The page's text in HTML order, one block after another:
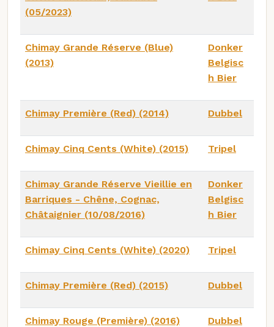
(05/2023)
Chimay Grande Réserve (Blue)
(2013)
Donker
Belgisc
h Bier
Chimay Première (Red) (2014) Dubbel
Chimay Cinq Cents (White) (2015) Tripel
Chimay Grande Réserve Vieillie en
Barriques - Chêne, Cognac,
Châtaignier (10/08/2016)
Donker
Belgisc
h Bier
Chimay Cinq Cents (White) (2020) Tripel
Chimay Première (Red) (2015) Dubbel
Chimay Rouge (Première) (2016) Dubbel